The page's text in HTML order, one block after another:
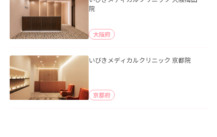
院
大阪府
いびきメディカルクリニック 京都院
京都府